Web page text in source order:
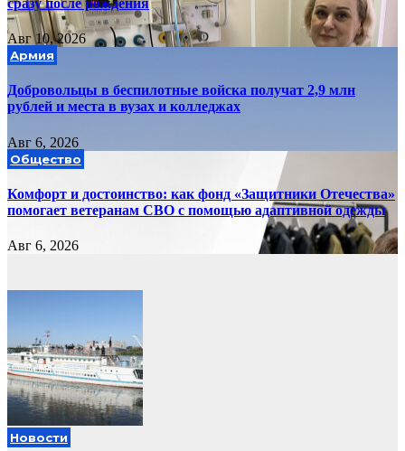
Авг 10, 2026
Армия
Добровольцы в беспилотные войска получат 2,9 млн
рублей и места в вузах и колледжах
Авг 6, 2026
Общество
Комфорт и достоинство: как фонд «Защитники Отечества»
помогает ветеранам СВО с помощью адаптивной одежды
Авг 6, 2026
Новости